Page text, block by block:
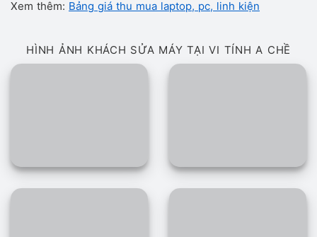
Xem thêm: Bảng giá thu mua laptop, pc, linh kiện
HÌNH ẢNH KHÁCH SỬA MÁY TẠI VI TÍNH A CHỀ